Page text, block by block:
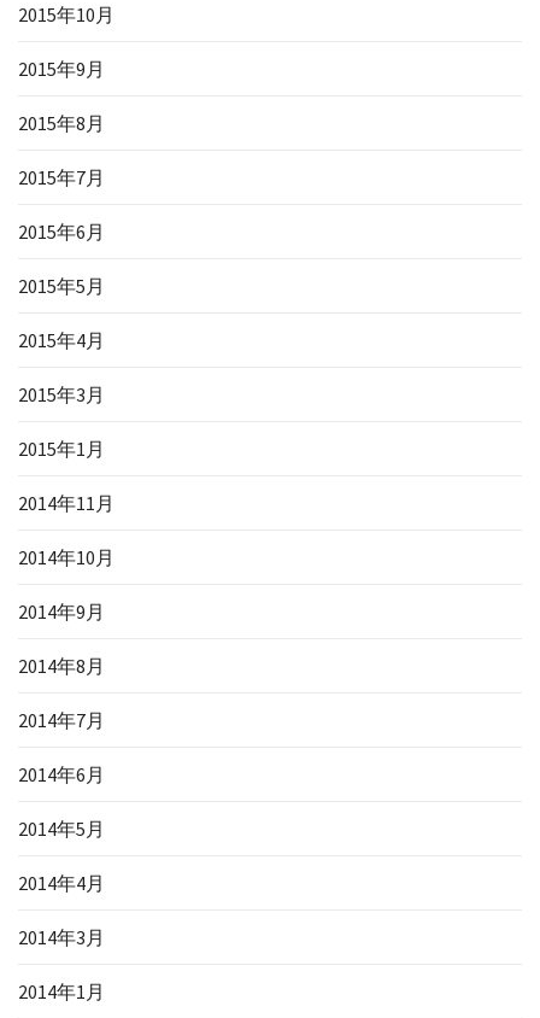
2015年10月
2015年9月
2015年8月
2015年7月
2015年6月
2015年5月
2015年4月
2015年3月
2015年1月
2014年11月
2014年10月
2014年9月
2014年8月
2014年7月
2014年6月
2014年5月
2014年4月
2014年3月
2014年1月